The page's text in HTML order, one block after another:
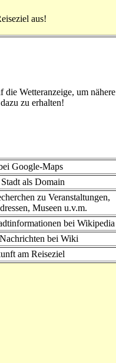
aus!
die Wetteranzeige, um nähere
zu erhalten!
Google-Maps
als Domain
zu Veranstaltungen,
Museen u.v.m.
bei Wikipedia
bei Wiki
am Reiseziel